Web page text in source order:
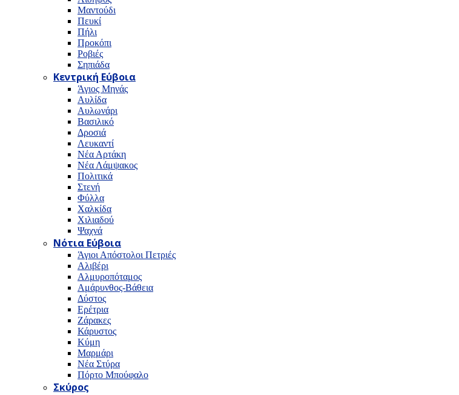
Μαντούδι
Πευκί
Πήλι
Προκόπι
Ροβιές
Σηπιάδα
Κεντρική Εύβοια
Άγιος Μηνάς
Αυλίδα
Αυλωνάρι
Βασιλικό
Δροσιά
Λευκαντί
Νέα Αρτάκη
Νέα Λάμψακος
Πολιτικά
Στενή
Φύλλα
Χαλκίδα
Χιλιαδού
Ψαχνά
Νότια Εύβοια
Άγιοι Απόστολοι Πετριές
Αλιβέρι
Αλμυροπόταμος
Αμάρυνθος-Βάθεια
Δύστος
Ερέτρια
Ζάρακες
Κάρυστος
Κύμη
Μαρμάρι
Νέα Στύρα
Πόρτο Μπούφαλο
Σκύρος